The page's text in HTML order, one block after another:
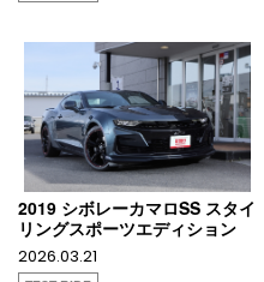
2019 シボレーカマロSS スタイ
リングスポーツエディション
2026.03.21